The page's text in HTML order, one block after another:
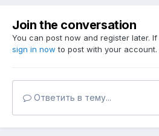
Join the conversation
You can post now and register later.
sign in now to post with your account.
Ответить в тему...